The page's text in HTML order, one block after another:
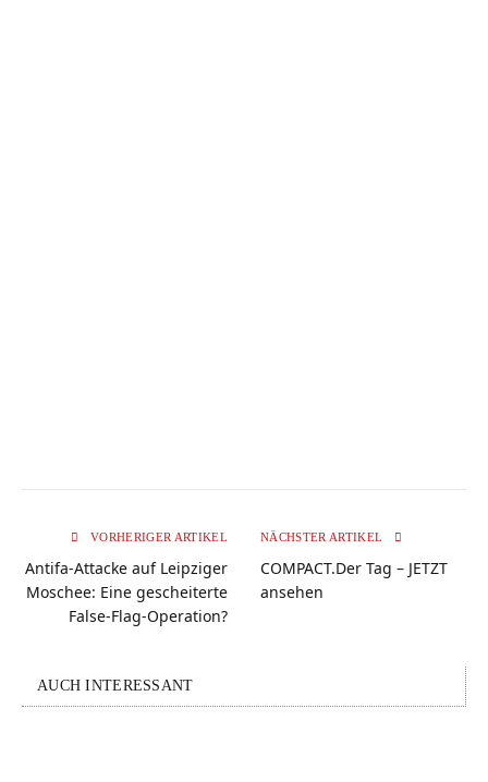
VORHERIGER ARTIKEL
Antifa-Attacke auf Leipziger
Moschee: Eine gescheiterte
False-Flag-Operation?
NÄCHSTER ARTIKEL
COMPACT.Der Tag – JETZT
ansehen
AUCH INTERESSANT